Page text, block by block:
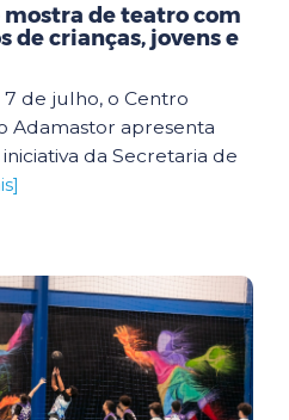
de teatro com
de crianças, jovens e
de julho, o Centro
Adamastor apresenta
da Secretaria de